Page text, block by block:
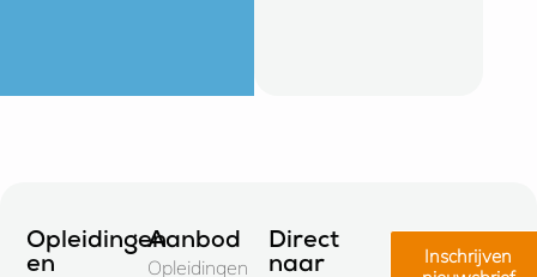
Opleidingen
en
Aanbod
Opleidingen
Direct
naar
Inschrijven